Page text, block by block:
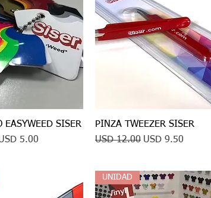
rápida
EASYWEED SISER
de oferta
5.00
Vista rápida
PINZA TWEEZER SISER
Precio
USD 12.00 Precio de oferta
USD 9.50
UNIDAD